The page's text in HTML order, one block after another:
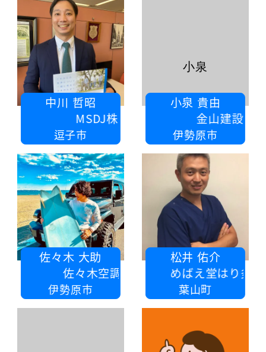
中川 哲昭
MSDJ株式会社
逗子市
小泉 貴由
金山建設株式会社
伊勢原市
小泉
佐々木 大助
々木空調設備株式会社
伊勢原市
松井 佑介
めばえ堂はり灸治療院（松井接骨
葉山町